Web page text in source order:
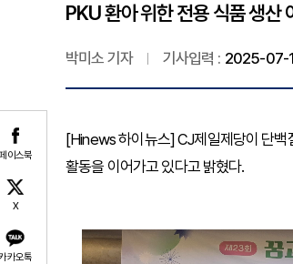
이스북
X
카오톡
PKU 환아 위한 전용 식품 생산
박미소 기자 기사입력 : 2025-07-
[Hinews 하이뉴스] CJ제일제당이 단백
활동을 이어가고 있다고 밝혔다.